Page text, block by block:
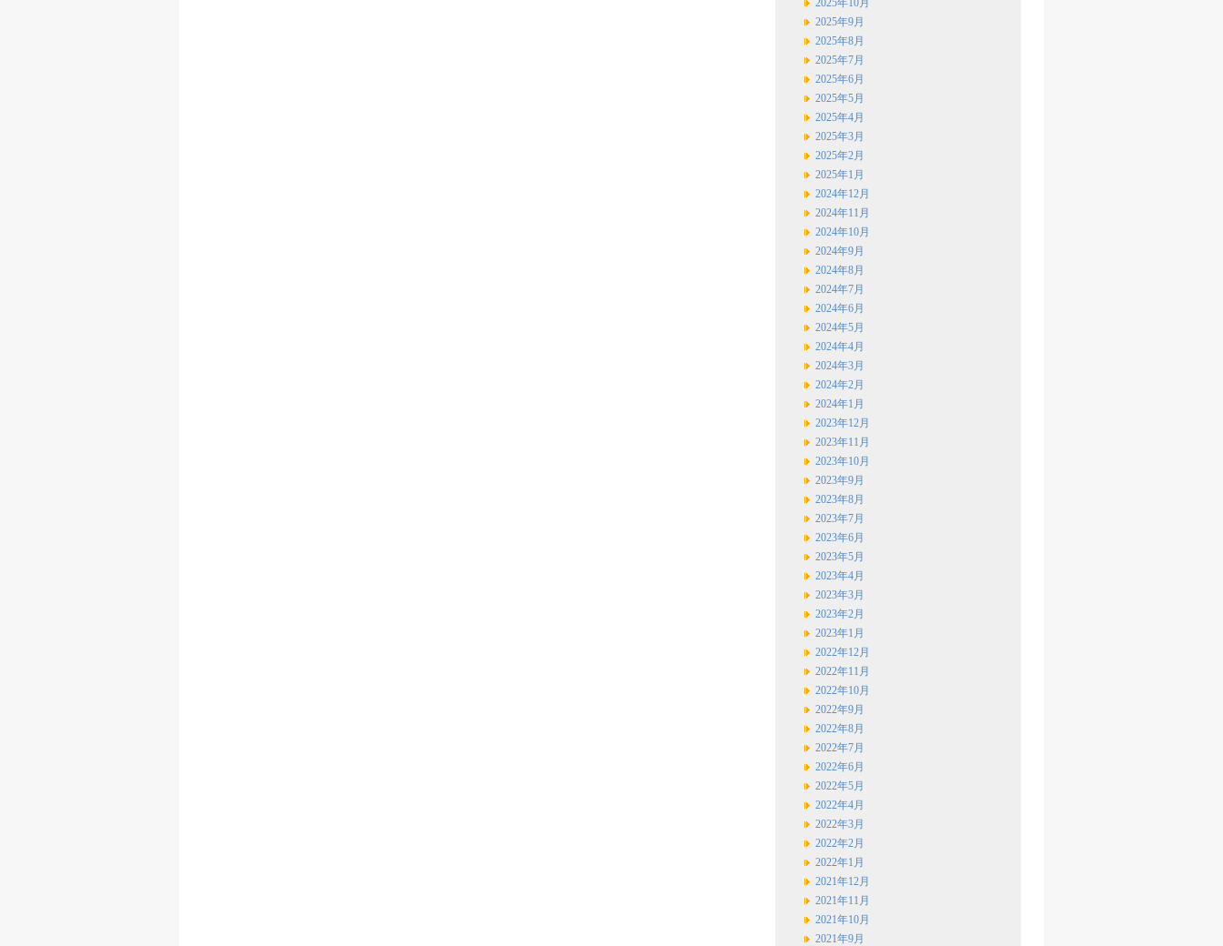
2025年10月
2025年9月
2025年8月
2025年7月
2025年6月
2025年5月
2025年4月
2025年3月
2025年2月
2025年1月
2024年12月
2024年11月
2024年10月
2024年9月
2024年8月
2024年7月
2024年6月
2024年5月
2024年4月
2024年3月
2024年2月
2024年1月
2023年12月
2023年11月
2023年10月
2023年9月
2023年8月
2023年7月
2023年6月
2023年5月
2023年4月
2023年3月
2023年2月
2023年1月
2022年12月
2022年11月
2022年10月
2022年9月
2022年8月
2022年7月
2022年6月
2022年5月
2022年4月
2022年3月
2022年2月
2022年1月
2021年12月
2021年11月
2021年10月
2021年9月